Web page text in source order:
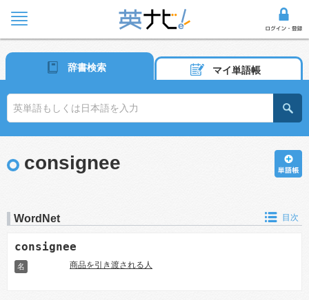
辞書検索 マイ単語帳
consignee
WordNet 目次
consignee
名 商品を引き渡される人